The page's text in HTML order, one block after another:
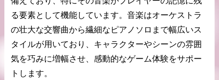
る要素として機能しています。音楽はオーケストラ
の壮大な交響曲から繊細なピアノソロまで幅広いス
タイルが用いており、キャラクターやシーンの雰囲
気を巧みに増幅させ、感動的なゲーム体験をサポー
トします。